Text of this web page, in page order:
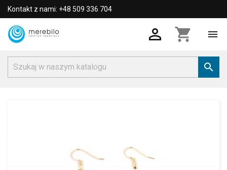
Kontakt z nami: +48 509 336 704
 shopping_cart 
